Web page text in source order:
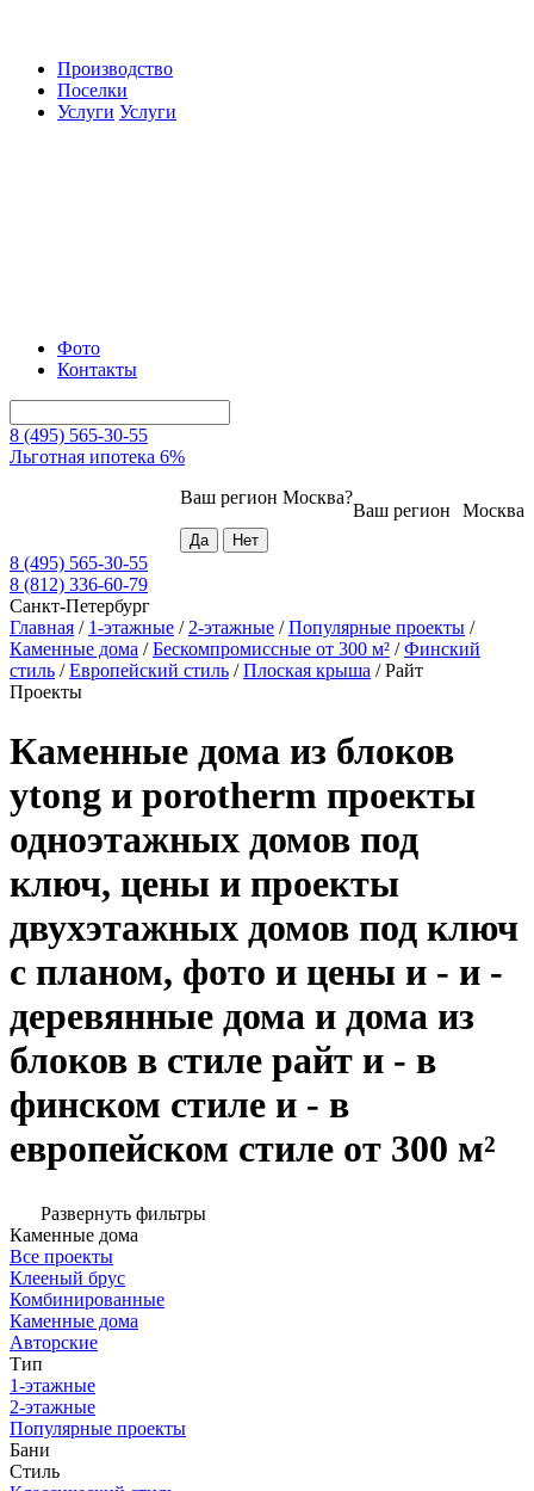
Производство
Поселки
Услуги Услуги
Фото
Контакты
8 (495) 565-30-55
Льготная ипотека 6%
Москва
Ваш регион
Ваш регион Москва?
8 (495) 565-30-55
8 (812) 336-60-79
Санкт-Петербург
Главная / 1-этажные / 2-этажные /Популярные проекты /
Каменные дома /Бескомпромиссные от 300 м² /Финский
стиль /Европейский стиль /Плоская крыша /Райт
Проекты
Каменные дома из блоков
ytong и porotherm проекты
одноэтажных домов под
ключ, цены и проекты
двухэтажных домов под ключ
с планом, фото и цены и - и -
деревянные дома и дома из
блоков в стиле райт и - в
финском стиле и - в
европейском стиле от 300 м²
Развернуть фильтры
Каменные дома
Все проекты
Клееный брус
Комбинированные
Каменные дома
Авторские
Тип
1-этажные
2-этажные
Популярные проекты
Бани
Стиль